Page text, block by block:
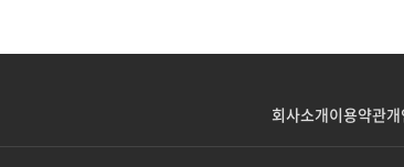
회사소개이용약관